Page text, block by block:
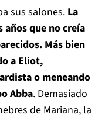
sus salones. La
años que no creía
Más bien
a Eliot,
o meneando
Abba. Demasiado
de Mariana, la